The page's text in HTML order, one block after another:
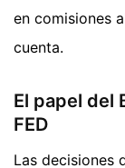
en comisiones
cuenta.
El papel del
FED
Las decisiones